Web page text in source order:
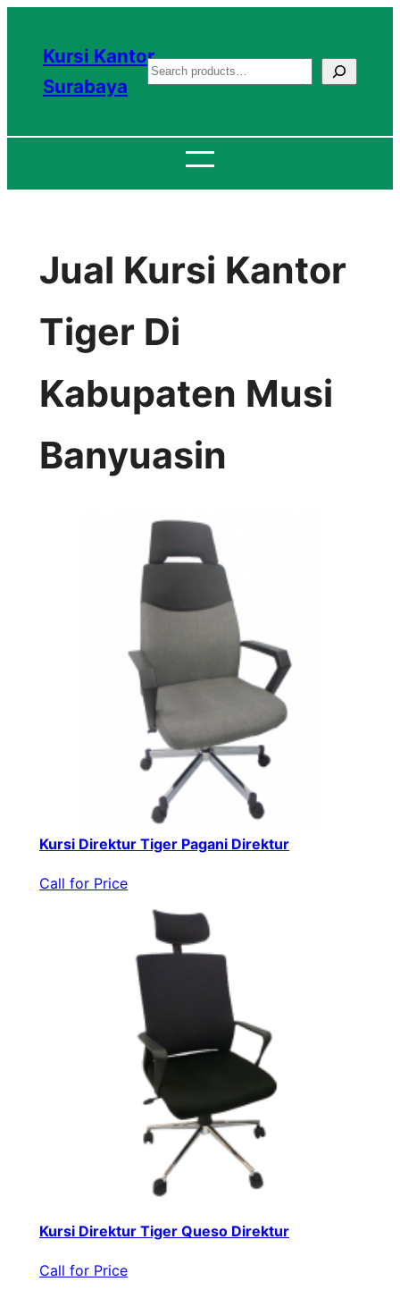
konten
Kursi Kantor
Surabaya
S
a
c
Jual Kursi Kantor
Tiger Di
Kabupaten Musi
Banyuasin
Kursi Direktur Tiger Pagani Direktur
Call for Price
Kursi Direktur Tiger Queso Direktur
Call for Price